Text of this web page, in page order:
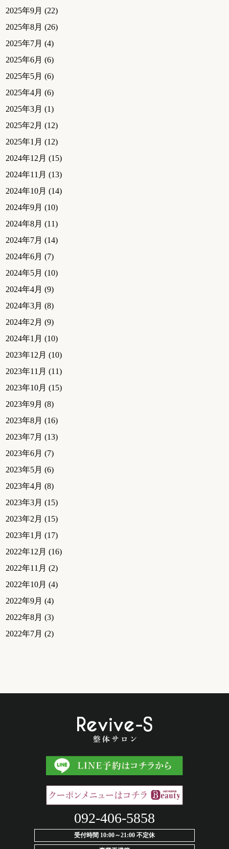
2025年9月 (22)
2025年8月 (26)
2025年7月 (4)
2025年6月 (6)
2025年5月 (6)
2025年4月 (6)
2025年3月 (1)
2025年2月 (12)
2025年1月 (12)
2024年12月 (15)
2024年11月 (13)
2024年10月 (14)
2024年9月 (10)
2024年8月 (11)
2024年7月 (14)
2024年6月 (7)
2024年5月 (10)
2024年4月 (9)
2024年3月 (8)
2024年2月 (9)
2024年1月 (10)
2023年12月 (10)
2023年11月 (11)
2023年10月 (15)
2023年9月 (8)
2023年8月 (16)
2023年7月 (13)
2023年6月 (7)
2023年5月 (6)
2023年4月 (8)
2023年3月 (15)
2023年2月 (15)
2023年1月 (17)
2022年12月 (16)
2022年11月 (2)
2022年10月 (4)
2022年9月 (4)
2022年8月 (3)
2022年7月 (2)
092-406-5858
受付時間 10:00～21:00 不定休